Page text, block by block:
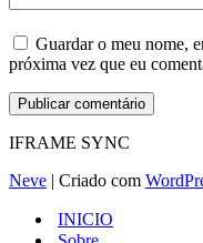
Guardar o meu nome,
próxima vez que eu
IFRAME SYNC
Neve | Criado com
INICIO